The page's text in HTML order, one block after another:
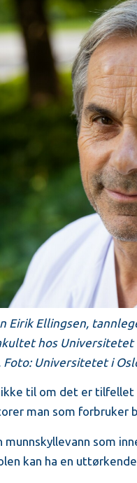
Eirik Ellingsen,
hos Universitetet
Foto: Universitetet i
ikke til om det er
man som forbruker
munnskyllevann som
kan ha en